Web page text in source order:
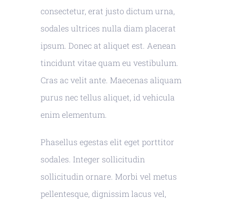
consectetur, erat justo dictum urna,
sodales ultrices nulla diam placerat
ipsum. Donec at aliquet est. Aenean
tincidunt vitae quam eu vestibulum.
Cras ac velit ante. Maecenas aliquam
purus nec tellus aliquet, id vehicula
enim elementum.
Phasellus egestas elit eget porttitor
sodales. Integer sollicitudin
sollicitudin ornare. Morbi vel metus
pellentesque, dignissim lacus vel,